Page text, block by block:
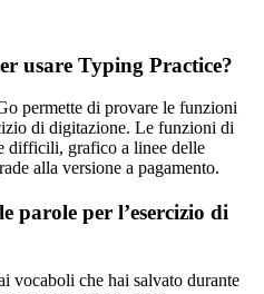
usare Typing Practice?
permette di provare le funzioni
di digitazione. Le funzioni di
difficili, grafico a linee delle
alla versione a pagamento.
parole per l’esercizio di
vocaboli che hai salvato durante